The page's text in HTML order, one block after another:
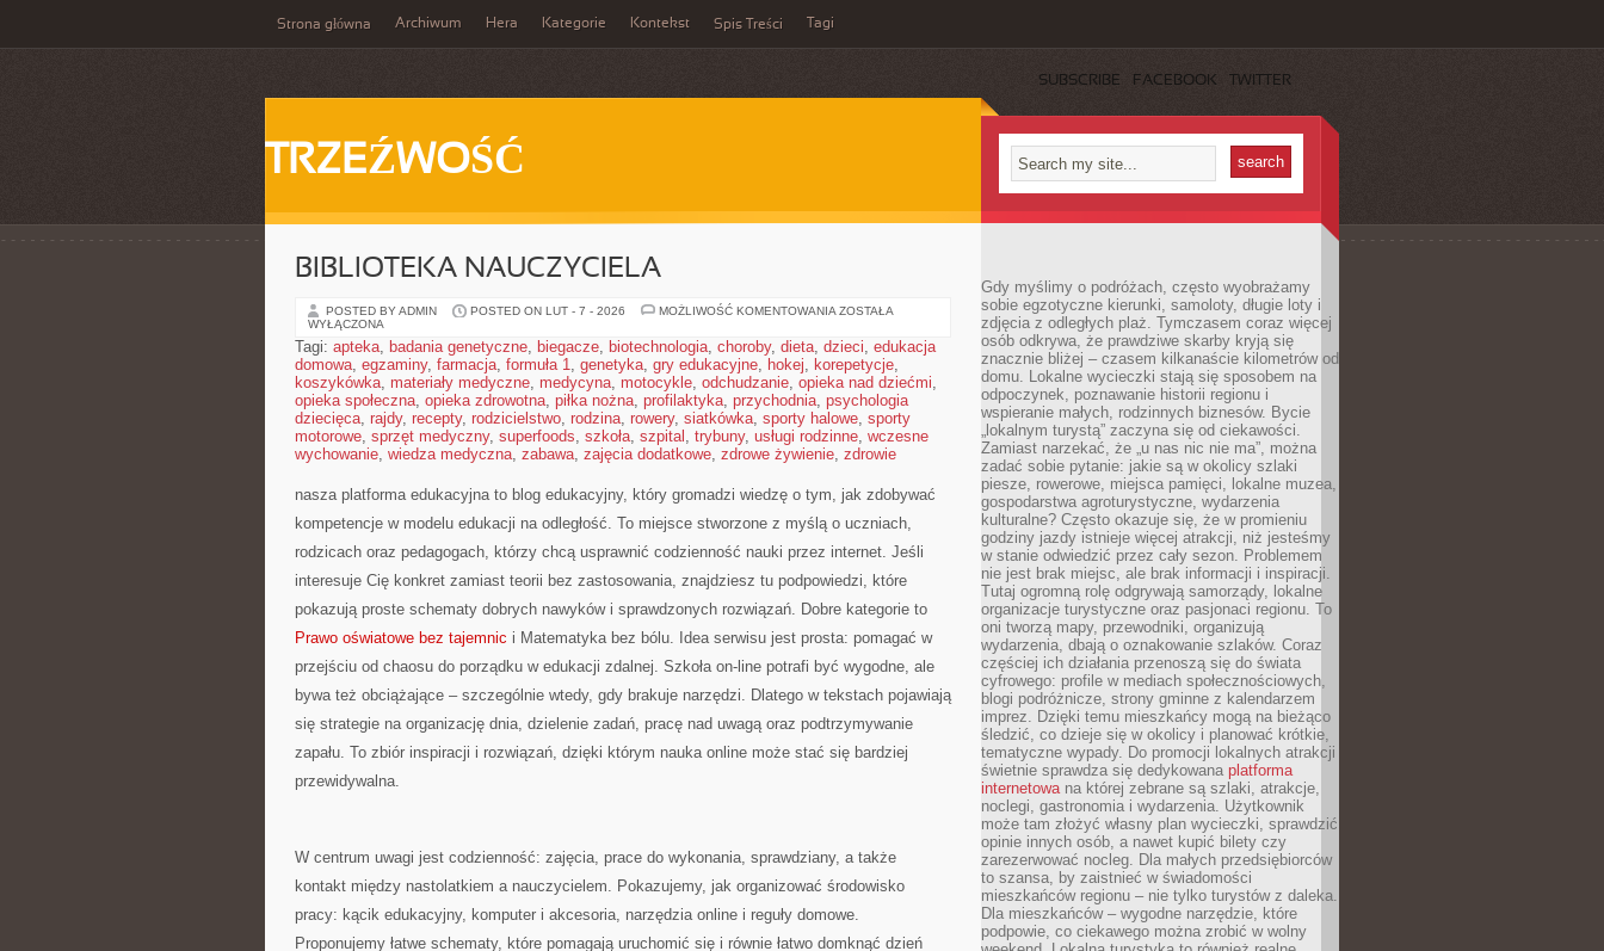
Strona główna Archiwum Hera Kategorie Kontekst Spis Treści Tagi
SUBSCRIBE FACEBOOK TWITTER
TRZEŹWOŚĆ
BIBLIOTEKA NAUCZYCIELA
POSTED BY ADMIN POSTED ON LUT - 7 - 2026 MOŻLIWOŚĆ KOMENTOWANIA BIBLIOTEKA
ZOSTAŁA
WYŁĄCZONA
Tagi: apteka, badania genetyczne, biegacze, biotechnologia, choroby, dieta, dzieci, edukacja
domowa, egzaminy, farmacja, formuła 1, genetyka, gry edukacyjne, hokej, korepetycje,
koszykówka, materiały medyczne, medycyna, motocykle, odchudzanie, opieka nad dziećmi,
opieka społeczna, opieka zdrowotna, piłka nożna, profilaktyka, przychodnia, psychologia
dziecięca, rajdy, recepty, rodzicielstwo, rodzina, rowery, siatkówka, sporty halowe, sporty
motorowe, sprzęt medyczny, superfoods, szkoła, szpital , trybuny, usługi rodzinne, wczesne
wychowanie, wiedza medyczna, zabawa, zajęcia dodatkowe, zdrowe żywienie, zdrowie
nasza platforma edukacyjna to blog edukacyjny, który gromadzi wiedzę o tym, jak zdobywać
kompetencje w modelu edukacji na odległość. To miejsce stworzone z myślą o uczniach,
rodzicach oraz pedagogach, którzy chcą usprawnić codzienność nauki przez internet. Jeśli
interesuje Cię konkret zamiast teorii bez zastosowania, znajdziesz tu podpowiedzi, które
pokazują proste schematy dobrych nawyków i sprawdzonych rozwiązań. Dobre kategorie to
Prawo oświatowe bez tajemnic i Matematyka bez bólu. Idea serwisu jest prosta: pomagać w
przejściu od chaosu do porządku w edukacji zdalnej. Szkoła on-line potrafi być wygodne, ale
bywa też obciążające – szczególnie wtedy, gdy brakuje narzędzi. Dlatego w tekstach pojawiają
się strategie na organizację dnia, dzielenie zadań, pracę nad uwagą oraz podtrzymywanie
zapału. To zbiór inspiracji i rozwiązań, dzięki którym nauka online może stać się bardziej
przewidywalna.
W centrum uwagi jest codzienność: zajęcia, prace do wykonania, sprawdziany, a także
kontakt między nastolatkiem a nauczycielem. Pokazujemy, jak organizować środowisko
pracy: kącik edukacyjny, komputer i akcesoria, narzędzia online i reguły domowe.
Proponujemy łatwe schematy, które pomagają uruchomić się i równie łatwo domknąć dzień
Gdy myślimy o podróżach, często wyobrażamy
sobie egzotyczne kierunki, samoloty, długie loty i
zdjęcia z odległych plaż. Tymczasem coraz więcej
osób odkrywa, że prawdziwe skarby kryją się
znacznie bliżej – czasem kilkanaście kilometrów od
domu. Lokalne wycieczki stają się sposobem na
odpoczynek, poznawanie historii regionu i
wspieranie małych, rodzinnych biznesów. Bycie
„lokalnym turystą” zaczyna się od ciekawości.
Zamiast narzekać, że „u nas nic nie ma”, można
zadać sobie pytanie: jakie są w okolicy szlaki
piesze, rowerowe, miejsca pamięci, lokalne muzea,
gospodarstwa agroturystyczne, wydarzenia
kulturalne? Często okazuje się, że w promieniu
godziny jazdy istnieje więcej atrakcji, niż jesteśmy
w stanie odwiedzić przez cały sezon. Problemem
nie jest brak miejsc, ale brak informacji i inspiracji.
Tutaj ogromną rolę odgrywają samorządy, lokalne
organizacje turystyczne oraz pasjonaci regionu. To
oni tworzą mapy, przewodniki, organizują
wydarzenia, dbają o oznakowanie szlaków. Coraz
częściej ich działania przenoszą się do świata
cyfrowego: profile w mediach społecznościowych,
blogi podróżnicze, strony gminne z kalendarzem
imprez. Dzięki temu mieszkańcy mogą na bieżąco
śledzić, co dzieje się w okolicy i planować krótkie,
tematyczne wypady. Do promocji lokalnych atrakcji
świetnie sprawdza się dedykowana platforma
internetowana której zebrane są szlaki, atrakcje,
noclegi, gastronomia i wydarzenia. Użytkownik
może tam złożyć własny plan wycieczki, sprawdzić
opinie innych osób, a nawet kupić bilety czy
zarezerwować nocleg. Dla małych przedsiębiorców
to szansa, by zaistnieć w świadomości
mieszkańców regionu – nie tylko turystów z daleka.
Dla mieszkańców – wygodne narzędzie, które
podpowie, co ciekawego można zrobić w wolny